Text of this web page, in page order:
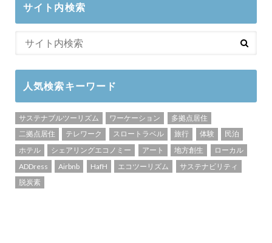
サイト内検索
人気検索キーワード
サステナブルツーリズム ワーケーション
多拠点居住
二拠点居住
テレワーク スロートラベル 旅行 体験
民泊
ホテル
シェアリングエコノミー アート 地方創生
ローカル
ADDress
Airbnb HafH エコツーリズム
サステナビリティ
脱炭素